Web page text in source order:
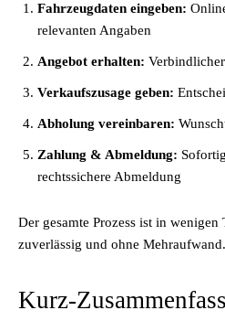
Fahrzeugdaten eingeben:
relevanten Angaben
Angebot erhalten:
Verkaufszusage geben:
Abholung vereinbaren:
Zahlung & Abmeldung:
rechtssichere Abmeldung
Der gesamte Prozess ist in wenigen
zuverlässig und ohne Mehraufwand.
Kurz-